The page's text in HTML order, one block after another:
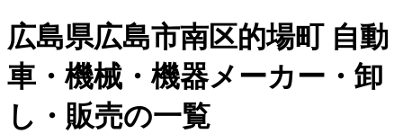
広島県広島市南区的場町 自動
車・機械・機器メーカー・卸
し・販売の一覧